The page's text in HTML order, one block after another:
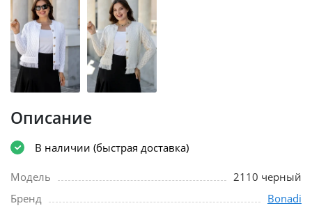
Описание
В наличии (быстрая доставка)
Модель
2110 черный
Бренд
Bonadi